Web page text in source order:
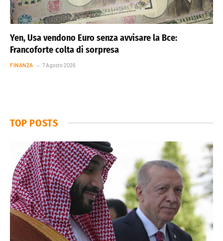
Yen, Usa vendono Euro senza avvisare la Bce:
Francoforte colta di sorpresa
FINANZA 7 Agosto 2026
TOP POSTS